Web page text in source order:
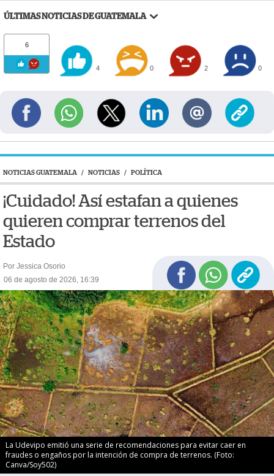
ÚLTIMAS NOTICIAS DE GUATEMALA
6
4 0 2 0
NOTICIAS GUATEMALA / NOTICIAS / POLÍTICA
¡Cuidado! Así estafan a quienes
quieren comprar terrenos del
Estado
Por Jessica Osorio
06 de agosto de 2026, 16:39
La Udevipo emitió una serie de recomendaciones para evitar caer en
fraudes o engaños por la intención de compra de terrenos. (Foto:
Canva/Soy502)